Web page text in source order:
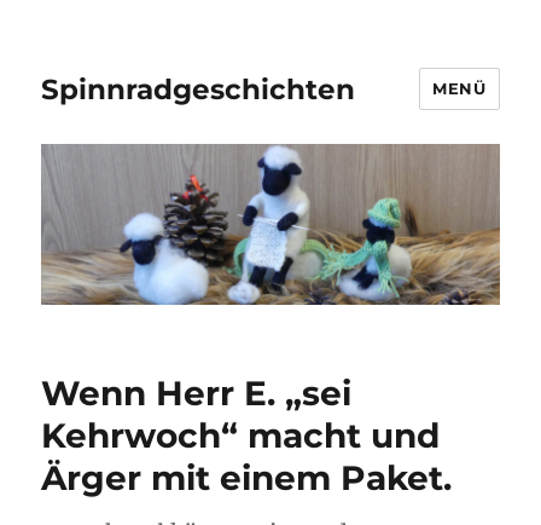
Spinnradgeschichten MENÜ
Wenn Herr E. „sei
Kehrwoch“ macht und
Ärger mit einem Paket.